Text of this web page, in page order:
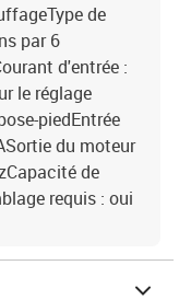
de
par 6
d'entrée :
le réglage
piedEntrée
du moteur
de
requis : oui